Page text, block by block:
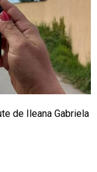
de Ileana Gabriela